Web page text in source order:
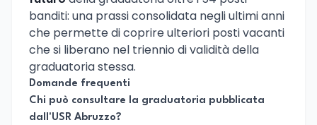
banditi: una prassi consolidata negli ultimi anni
che permette di coprire ulteriori posti vacanti
che si liberano nel triennio di validità della
graduatoria stessa.
Domande frequenti
Chi può consultare la graduatoria pubblicata
dall'USR Abruzzo?